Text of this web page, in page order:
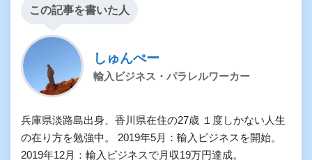
この記事を書いた人
しゅんぺー
輸入ビジネス・パラレルワーカー
兵庫県淡路島出身、香川県在住の27歳 １度しかない人生
の在り方を勉強中。 2019年5月：輸入ビジネスを開始。
2019年12月：輸入ビジネスで月収19万円達成。